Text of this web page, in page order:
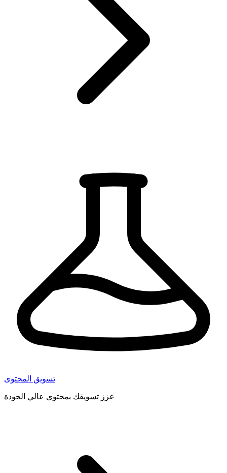
تسويق المحتوى
عزز تسويقك بمحتوى عالي الجودة